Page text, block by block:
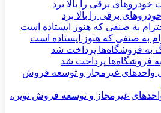
برقی را بالا برد
به صنفی که هنوز ایستاده است
فروشگاه‌ها پرداخت شد
غیرمجاز و توسعه فروش نوین،